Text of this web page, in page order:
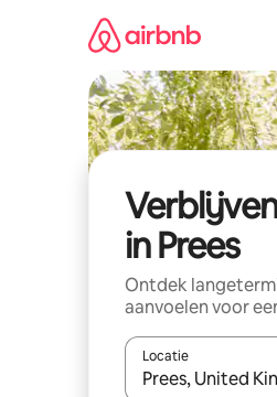
in Prees
Ontdek
aanvoelen voor
Locatie
Wanneer er